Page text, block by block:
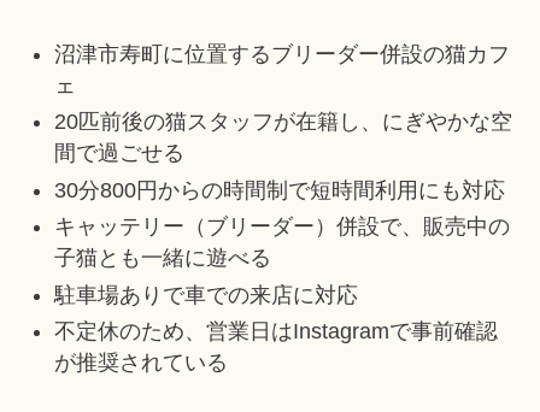
沼津市寿町に位置するブリーダー併設の猫カフ
ェ
20匹前後の猫スタッフが在籍し、にぎやかな空
間で過ごせる
30分800円からの時間制で短時間利用にも対応
キャッテリー（ブリーダー）併設で、販売中の
子猫とも一緒に遊べる
駐車場ありで車での来店に対応
不定休のため、営業日はInstagramで事前確認
が推奨されている